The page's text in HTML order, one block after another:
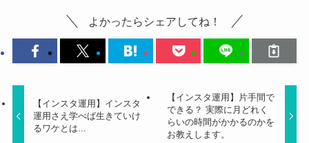
よかったらシェアしてね！
【インスタ運用】インスタ
運用さえ学べば生きていけ
るワケとは...
【インスタ運用】片手間で
できる？ 実際に月どれく
らいの時間がかかるのかを
お教えします。